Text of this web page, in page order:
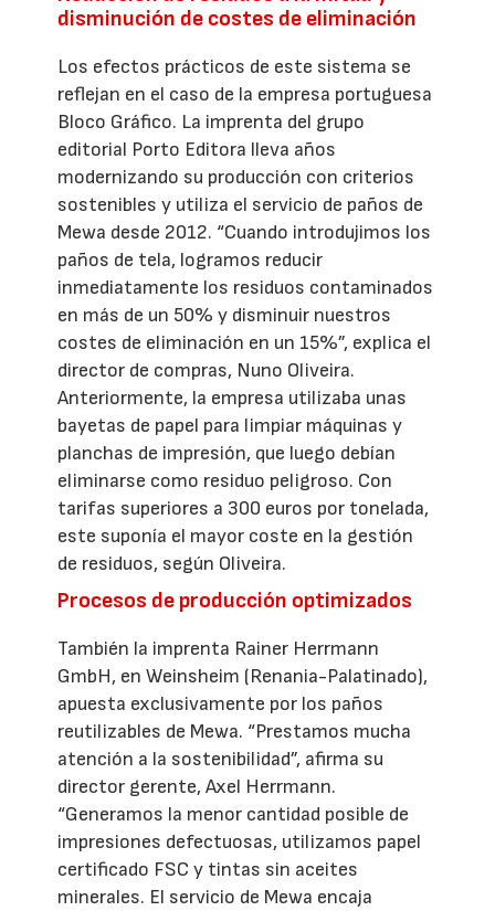
disminución de costes de eliminación
Los efectos prácticos de este sistema se
reflejan en el caso de la empresa portuguesa
Bloco Gráfico. La imprenta del grupo
editorial Porto Editora lleva años
modernizando su producción con criterios
sostenibles y utiliza el servicio de paños de
Mewa desde 2012. “Cuando introdujimos los
paños de tela, logramos reducir
inmediatamente los residuos contaminados
en más de un 50% y disminuir nuestros
costes de eliminación en un 15%”, explica el
director de compras, Nuno Oliveira.
Anteriormente, la empresa utilizaba unas
bayetas de papel para limpiar máquinas y
planchas de impresión, que luego debían
eliminarse como residuo peligroso. Con
tarifas superiores a 300 euros por tonelada,
este suponía el mayor coste en la gestión
de residuos, según Oliveira.
Procesos de producción optimizados
También la imprenta Rainer Herrmann
GmbH, en Weinsheim (Renania-Palatinado),
apuesta exclusivamente por los paños
reutilizables de Mewa. “Prestamos mucha
atención a la sostenibilidad”, afirma su
director gerente, Axel Herrmann.
“Generamos la menor cantidad posible de
impresiones defectuosas, utilizamos papel
certificado FSC y tintas sin aceites
minerales. El servicio de Mewa encaja